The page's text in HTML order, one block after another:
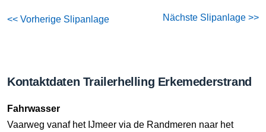
<< Vorherige Slipanlage Nächste Slipanlage >>
Kontaktdaten Trailerhelling Erkemederstrand
Fahrwasser
Vaarweg vanaf het IJmeer via de Randmeren naar het